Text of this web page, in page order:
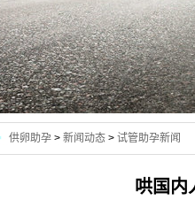
供卵助孕 > 新闻动态 > 试管助孕新闻
哄国内